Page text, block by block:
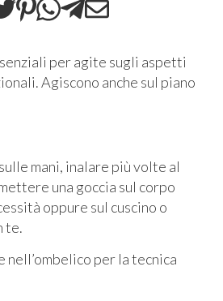
per agite sugli aspetti
Agiscono anche sul piano
mani, inalare più volte al
una goccia sul corpo
oppure sul cuscino o
te.
nell’ombelico per la tecnica